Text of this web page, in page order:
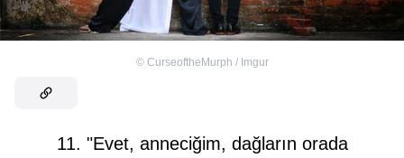
© CurseoftheMurph / Imgur
11. "Evet, anneciğim, dağların orada